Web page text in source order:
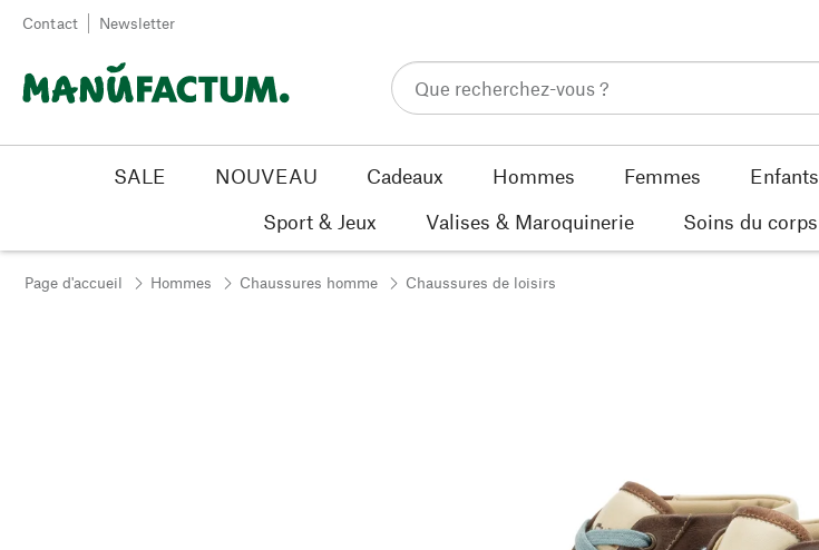
Passer au contenu
Contact Newsletter
SALE NOUVEAU Cadeaux Hommes Femmes Enfants
Sport & Jeux
Valises & Maroquinerie Soins du corps
Page d'accueil Hommes Chaussures homme Chaussures de loisirs